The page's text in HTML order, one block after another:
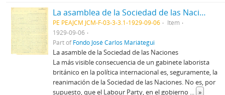
La asamblea de la Sociedad de las Naciones. La reacción en México. Guillermo Valencia y Vasquez Cobo.
PE PEAJCM JCM-F-03-3-3.1-1929-09-06
Item
1929-09-06
Part ofFondo José Carlos Mariátegui
La asamble de la Sociedad de las Naciones
La más visible consecuencia de un gabinete laborista
británico en la política internacional es, seguramente, la
reanimación de la Sociedad de las Naciones. No es, por
supuesto, que el Labour Party, en el gobierno ... »